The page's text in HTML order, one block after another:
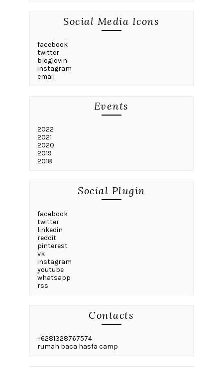
Social Media Icons
facebook
twitter
bloglovin
instagram
email
Events
2022
2021
2020
2019
2018
Social Plugin
facebook
twitter
linkedin
reddit
pinterest
vk
instagram
youtube
whatsapp
rss
Contacts
+6281328767574
rumah baca hasfa camp